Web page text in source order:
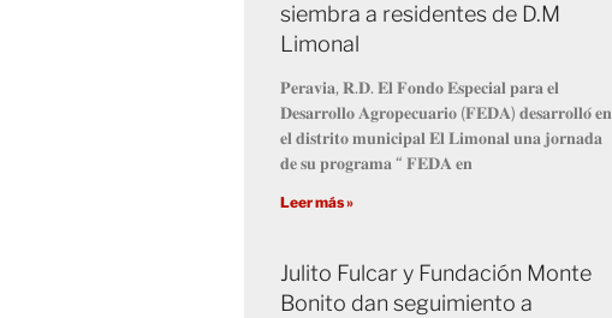
siembra a residentes de D.M
Limonal
𝐏𝐞𝐫𝐚𝐯𝐢𝐚, 𝐑.𝐃. 𝐄𝐥 𝐅𝐨𝐧𝐝𝐨 𝐄𝐬𝐩𝐞𝐜𝐢𝐚𝐥 𝐩𝐚𝐫𝐚 𝐞𝐥
𝐃𝐞𝐬𝐚𝐫𝐫𝐨𝐥𝐥𝐨 𝐀𝐠𝐫𝐨𝐩𝐞𝐜𝐮𝐚𝐫𝐢𝐨 (𝐅𝐄𝐃𝐀) 𝐝𝐞𝐬𝐚𝐫𝐫𝐨𝐥𝐥𝐨́ 𝐞𝐧
𝐞𝐥 𝐝𝐢𝐬𝐭𝐫𝐢𝐭𝐨 𝐦𝐮𝐧𝐢𝐜𝐢𝐩𝐚𝐥 𝐄𝐥 𝐋𝐢𝐦𝐨𝐧𝐚𝐥 𝐮𝐧𝐚 𝐣𝐨𝐫𝐧𝐚𝐝𝐚
𝐝𝐞 𝐬𝐮 𝐩𝐫𝐨𝐠𝐫𝐚𝐦𝐚 “ 𝐅𝐄𝐃𝐀 𝐞𝐧
Leer más »
Julito Fulcar y Fundación Monte
Bonito dan seguimiento a